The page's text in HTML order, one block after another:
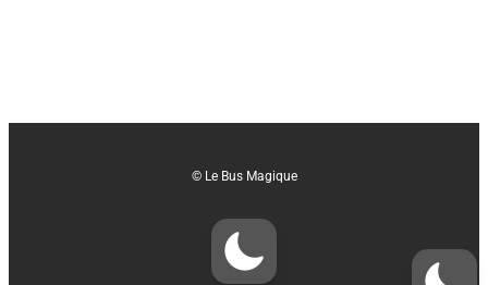
© Le Bus Magique